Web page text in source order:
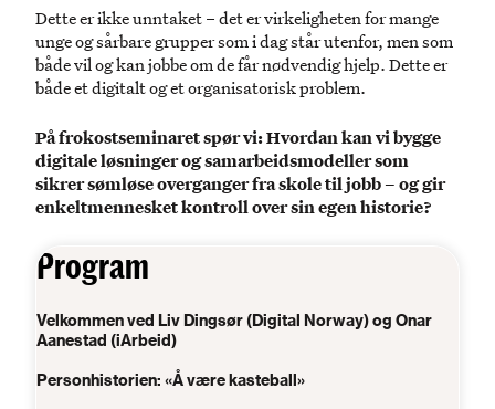
Dette er ikke unntaket – det er virkeligheten for mange
unge og sårbare grupper som i dag står utenfor, men som
både vil og kan jobbe om de får nødvendig hjelp. Dette er
både et digitalt og et organisatorisk problem.
På frokostseminaret spør vi: Hvordan kan vi bygge
digitale løsninger og samarbeidsmodeller som
sikrer sømløse overganger fra skole til jobb – og gir
enkeltmennesket kontroll over sin egen historie?
Program
Velkommen ved Liv Dingsør (Digital Norway) og Onar
Aanestad (iArbeid)
Personhistorien: «Å være kasteball»